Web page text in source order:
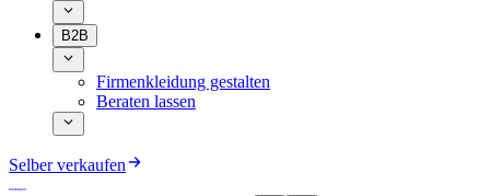
B2B
Firmenkleidung gestalten
Beraten lassen
Selber verkaufen